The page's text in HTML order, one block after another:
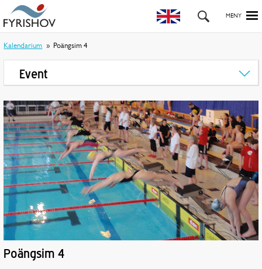
Kalendarium Poängsim 4
Event
Poängsim 4